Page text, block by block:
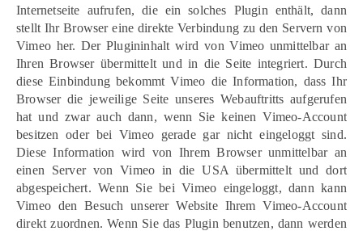
Internetseite aufrufen, die ein solches Plugin enthält, dann
stellt Ihr Browser eine direkte Verbindung zu den Servern von
Vimeo her. Der Plugininhalt wird von Vimeo unmittelbar an
Ihren Browser übermittelt und in die Seite integriert. Durch
diese Einbindung bekommt Vimeo die Information, dass Ihr
Browser die jeweilige Seite unseres Webauftritts aufgerufen
hat und zwar auch dann, wenn Sie keinen Vimeo-Account
besitzen oder bei Vimeo gerade gar nicht eingeloggt sind.
Diese Information wird von Ihrem Browser unmittelbar an
einen Server von Vimeo in die USA übermittelt und dort
abgespeichert. Wenn Sie bei Vimeo eingeloggt, dann kann
Vimeo den Besuch unserer Website Ihrem Vimeo-Account
direkt zuordnen. Wenn Sie das Plugin benutzen, dann werden